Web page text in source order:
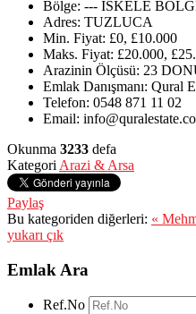
Bölge: --- İSKELE
Adres: TUZLUCA
Min. Fiyat: £0, £10.000
Maks. Fiyat: £20.000,
Arazinin Ölçüsü: 23
Emlak Danışmanı: Qural
Telefon: 0548 871 11 02
Email:
Okunma 3233 defa
Kategori Arazi & Arsa
Paylaş
Bu kategoriden diğerleri: «
yukarı çık
Emlak Ara
Ref.No